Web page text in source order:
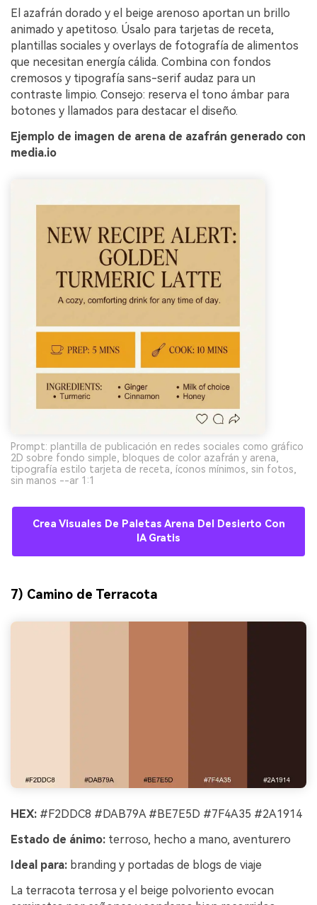
El azafrán dorado y el beige arenoso aportan un brillo
animado y apetitoso. Úsalo para tarjetas de receta,
plantillas sociales y overlays de fotografía de alimentos
que necesitan energía cálida. Combina con fondos
cremosos y tipografía sans-serif audaz para un
contraste limpio. Consejo: reserva el tono ámbar para
botones y llamados para destacar el diseño.
Ejemplo de imagen de arena de azafrán generado con
media.io
Prompt: plantilla de publicación en redes sociales como gráfico
2D sobre fondo simple, bloques de color azafrán y arena,
tipografía estilo tarjeta de receta, íconos mínimos, sin fotos,
sin manos --ar 1:1
Crea Visuales De Paletas Arena Del Desierto Con
IA Gratis
7) Camino de Terracota
HEX: #F2DDC8 #DAB79A #BE7E5D #7F4A35 #2A1914
Estado de ánimo: terroso, hecho a mano, aventurero
Ideal para: branding y portadas de blogs de viaje
La terracota terrosa y el beige polvoriento evocan